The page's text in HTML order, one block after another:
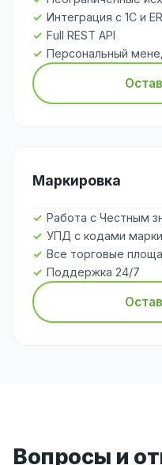
Интеграция с 1С и
Full REST API
Персональный
Маркировка
Работа с Честным
УПД с кодами
Все торговые
Поддержка 24/7
Вопросы и